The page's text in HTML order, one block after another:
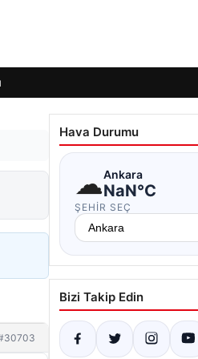
Hava Durumu
☁Ankara
NaN°C
ŞEHIR SEÇ
Bizi Takip Edin